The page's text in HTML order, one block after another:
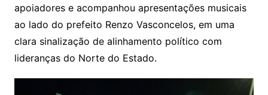
apoiadores e acompanhou apresentações musicais
ao lado do prefeito Renzo Vasconcelos, em uma
clara sinalização de alinhamento político com
lideranças do Norte do Estado.